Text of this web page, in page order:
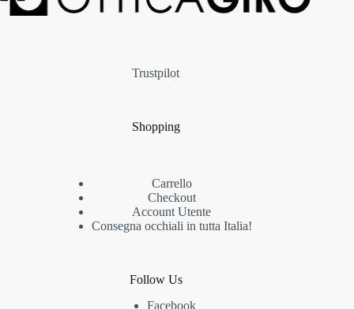
Trustpilot
Shopping
Carrello
Checkout
Account Utente
Consegna occhiali in tutta Italia!
Follow Us
Facebook